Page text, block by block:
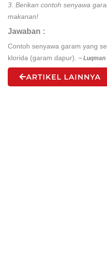
3. Berikan contoh senyawa
makanan!
Jawaban :
Contoh senyawa garam yang
klorida (garam dapur). ~ Luqman
ARTIKEL LAINNYA